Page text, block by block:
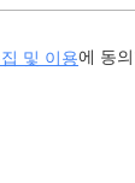
및 이용에 동